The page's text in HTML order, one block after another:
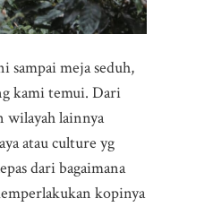
sampai meja seduh,
kami temui. Dari
wilayah lainnya
atau culture yg
dari bagaimana
kopinya